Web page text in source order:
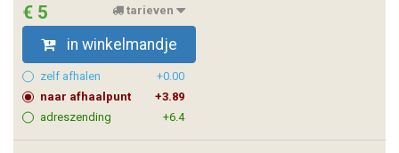
€ 5 tarieven
in winkelmandje
zelf afhalen
+0.00
naar afhaalpunt
+3.89
adreszending
+6.4